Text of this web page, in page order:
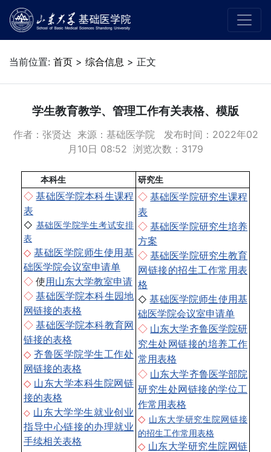
当前位置: 首页 > 综合信息 > 正文
学生教育教学、管理工作有关表格、模版
作者：张贤达 来源：基础医学院 发布时间：2022年02
月10日 08:52 浏览次数： 3179
本科生 研究生
◇基础医学院本科生课程
表
◇ 基础医学院学生考试安排
表
◇ 基础医学院师生使用基
础医学院会议室申请单
◇ 使用山东大学教室申请
◇基础医学院本科生园地
网链接的表格
◇基础医学院本科教育网
链接的表格
◇ 齐鲁医学院学生工作处
网链接的表格
◇ 山东大学本科生院网链
接的表格
◇ 山东大学学生就业创业
指导中心链接的办理就业
手续相关表格
◇基础医学院研究生课程
表
◇基础医学院研究生培养
方案
◇基础医学院研究生教育
网链接的招生工作常用表
格
◇基础医学院师生使用基
础医学院会议室申请单
◇ 山东大学齐鲁医学院研
究生处网链接的培养工作
常用表格
◇ 山东大学齐鲁医学部院
研究生处网链接的学位工
作常用表格
◇ 山东大学研究生院网链接
的招生工作常用表格
◇ 山东大学研究生院网链